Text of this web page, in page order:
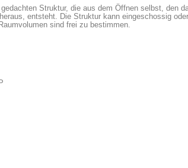
Struktur, die aus dem Öffnen selbst, den
entsteht. Die Struktur kann eingeschossig oder
sind frei zu bestimmen.